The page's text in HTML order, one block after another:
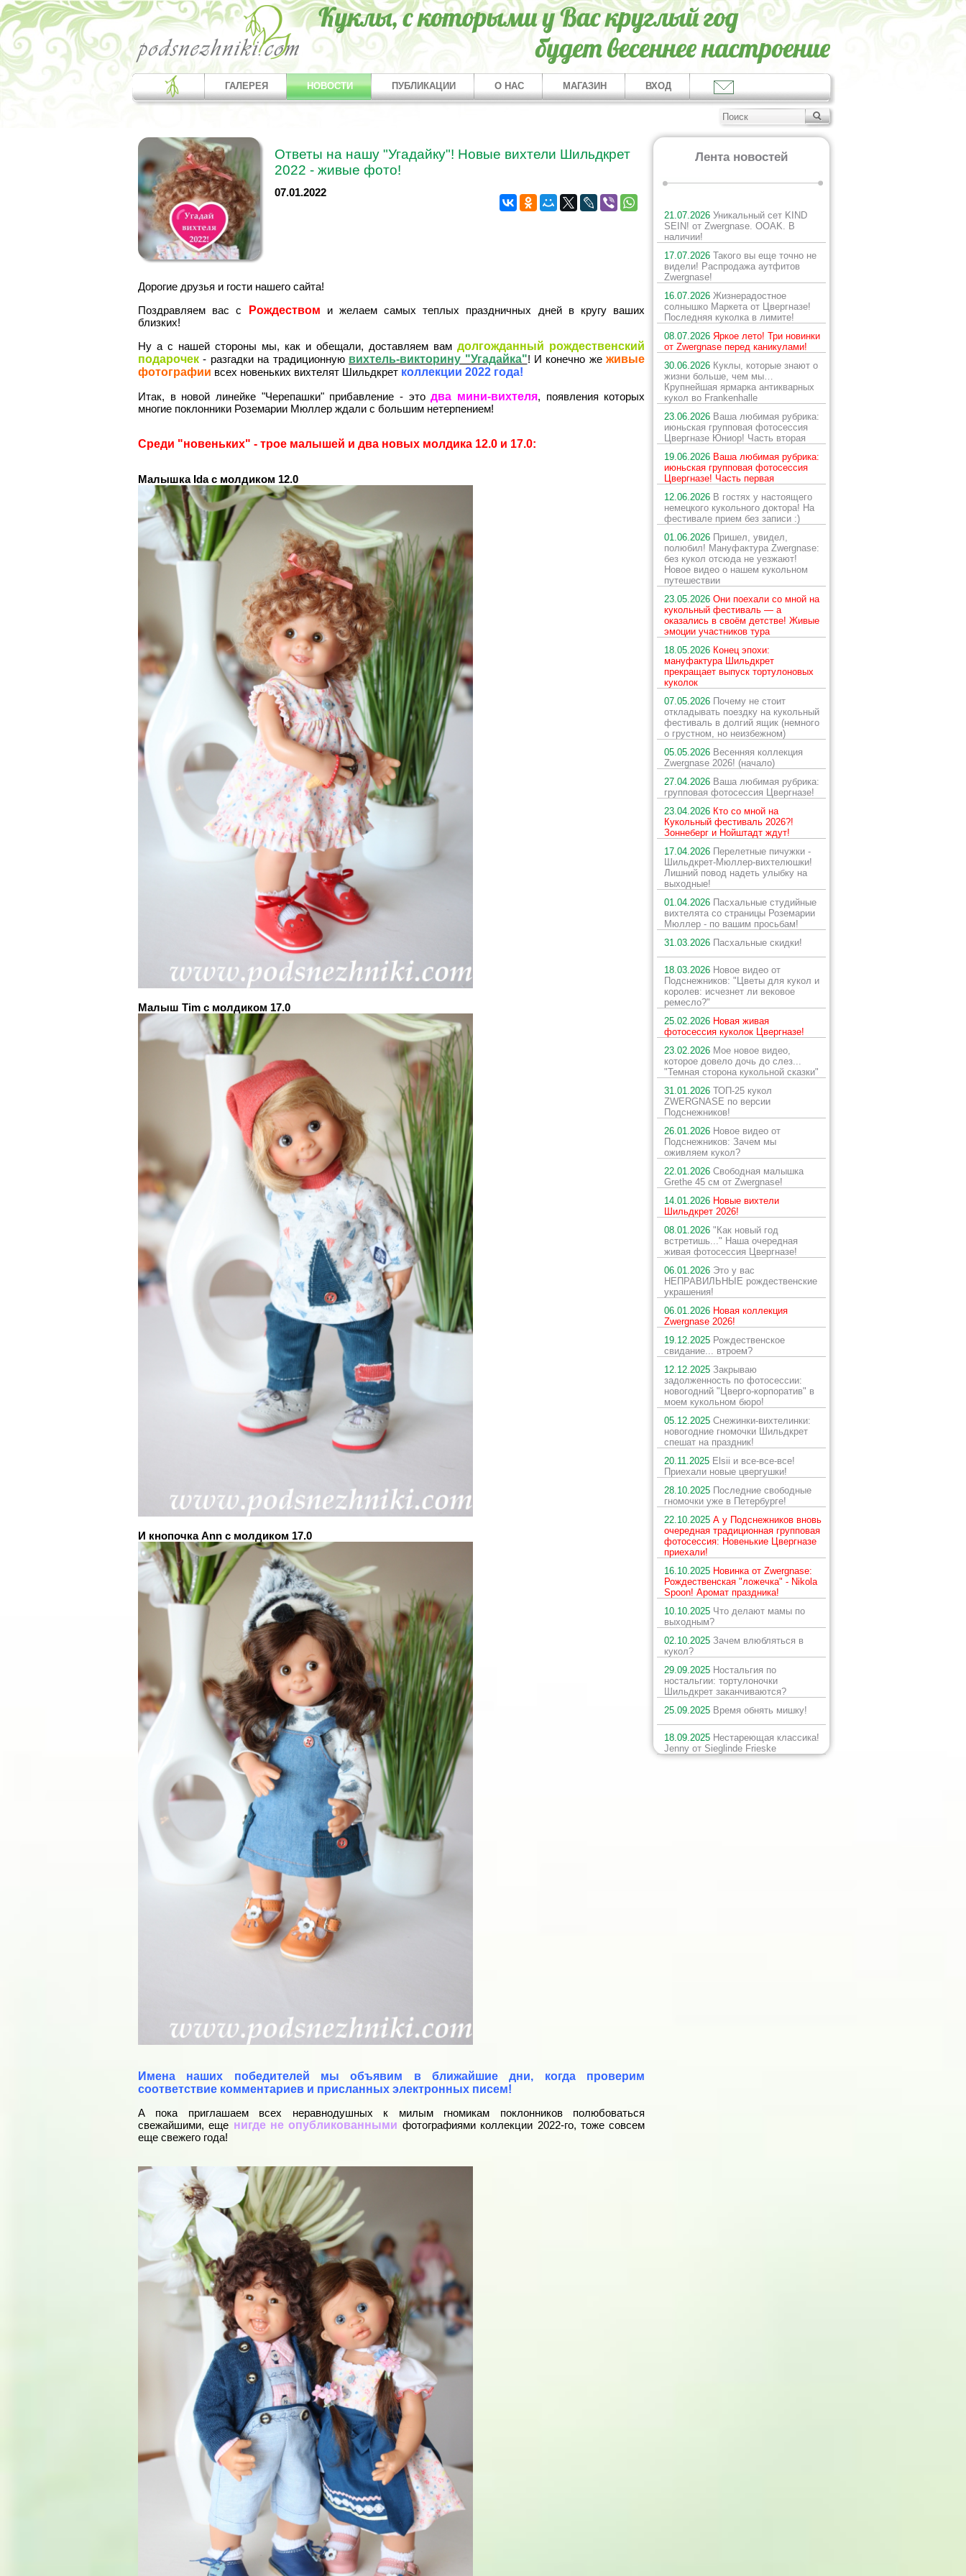
ГАЛЕРЕЯ НОВОСТИ ПУБЛИКАЦИИ О НАС МАГАЗИН ВХОД
Ответы на нашу "Угадайку"! Новые вихтели Шильдкрет
2022 - живые фото!
07.01.2022
Дорогие друзья и гости нашего сайта!
Поздравляем вас с Рождеством и желаем самых теплых праздничных дней в кругу ваших
близких!
Ну а с нашей стороны мы, как и обещали, доставляем вамдолгожданный рождественский
подарочек - разгадки на традиционную вихтель-викторину "Угадайка"! И конечно жеживые
фотографии всех новеньких вихтелят Шильдкрет коллекции 2022 года!
Итак, в новой линейке "Черепашки" прибавление - этодва мини-вихтеля, появления которых
многие поклонники Роземарии Мюллер ждали с большим нетерпением!
Среди "новеньких" - трое малышей и два новых молдика 12.0 и 17.0:
Малышка Ida с молдиком 12.0
Малыш Tim с молдиком 17.0
И кнопочка Ann с молдиком 17.0
Имена наших победителей мы объявим в ближайшие дни, когда проверим
соответствие комментариев и присланных электронных писем!
А пока приглашаем всех неравнодушных к милым гномикам поклонников полюбоваться
свежайшими, еще нигде не опубликованными фотографиями коллекции 2022-го, тоже совсем
еще свежего года!
Лента новостей
21.07.2026 Уникальный сет KIND
SEIN! от Zwergnase. OOAK. В
наличии!
17.07.2026 Такого вы еще точно не
видели! Распродажа аутфитов
Zwergnase!
16.07.2026 Жизнерадостное
солнышко Маркета от Цвергназе!
Последняя куколка в лимите!
08.07.2026 Яркое лето! Три новинки
от Zwergnase перед каникулами!
30.06.2026 Куклы, которые знают о
жизни больше, чем мы…
Крупнейшая ярмарка антикварных
кукол во Frankenhalle
23.06.2026 Ваша любимая рубрика:
июньская групповая фотосессия
Цвергназе Юниор! Часть вторая
19.06.2026 Ваша любимая рубрика:
июньская групповая фотосессия
Цвергназе! Часть первая
12.06.2026 В гостях у настоящего
немецкого кукольного доктора! На
фестивале прием без записи :)
01.06.2026 Пришел, увидел,
полюбил! Мануфактура Zwergnase:
без кукол отсюда не уезжают!
Новое видео о нашем кукольном
путешествии
23.05.2026 Они поехали со мной на
кукольный фестиваль — а
оказались в своём детстве! Живые
эмоции участников тура
18.05.2026 Конец эпохи:
мануфактура Шильдкрет
прекращает выпуск тортулоновых
куколок
07.05.2026 Почему не стоит
откладывать поездку на кукольный
фестиваль в долгий ящик (немного
о грустном, но неизбежном)
05.05.2026 Весенняя коллекция
Zwergnase 2026! (начало)
27.04.2026 Ваша любимая рубрика:
групповая фотосессия Цвергназе!
23.04.2026 Кто со мной на
Кукольный фестиваль 2026?!
Зоннеберг и Нойштадт ждут!
17.04.2026 Перелетные пичужки -
Шильдкрет-Мюллер-вихтелюшки!
Лишний повод надеть улыбку на
выходные!
01.04.2026 Пасхальные студийные
вихтелята со страницы Роземарии
Мюллер - по вашим просьбам!
31.03.2026 Пасхальные скидки!
18.03.2026 Новое видео от
Подснежников: "Цветы для кукол и
королев: исчезнет ли вековое
ремесло?"
25.02.2026 Новая живая
фотосессия куколок Цвергназе!
23.02.2026 Мое новое видео,
которое довело дочь до слез...
"Темная сторона кукольной сказки"
31.01.2026 ТОП-25 кукол
ZWERGNASE по версии
Подснежников!
26.01.2026 Новое видео от
Подснежников: Зачем мы
оживляем кукол?
22.01.2026 Свободная малышка
Grethe 45 см от Zwergnase!
14.01.2026 Новые вихтели
Шильдкрет 2026!
08.01.2026 "Как новый год
встретишь..." Наша очередная
живая фотосессия Цвергназе!
06.01.2026 Это у вас
НЕПРАВИЛЬНЫЕ рождественские
украшения!
06.01.2026 Новая коллекция
Zwergnase 2026!
19.12.2025 Рождественское
свидание... втроем?
12.12.2025 Закрываю
задолженность по фотосессии:
новогодний "Цверго-корпоратив" в
моем кукольном бюро!
05.12.2025 Снежинки-вихтелинки:
новогодние гномочки Шильдкрет
спешат на праздник!
20.11.2025 Elsii и все-все-все!
Приехали новые цвергушки!
28.10.2025 Последние свободные
гномочки уже в Петербурге!
22.10.2025 А у Подснежников вновь
очередная традиционная групповая
фотосессия: Новенькие Цвергназе
приехали!
16.10.2025 Новинка от Zwergnase:
Рождественская "ложечка" - Nikola
Spoon! Аромат праздника!
10.10.2025 Что делают мамы по
выходным?
02.10.2025 Зачем влюбляться в
кукол?
29.09.2025 Ностальгия по
ностальгии: тортулоночки
Шильдкрет заканчиваются?
25.09.2025 Время обнять мишку!
18.09.2025 Нестареющая классика!
Jenny от Sieglinde Frieske